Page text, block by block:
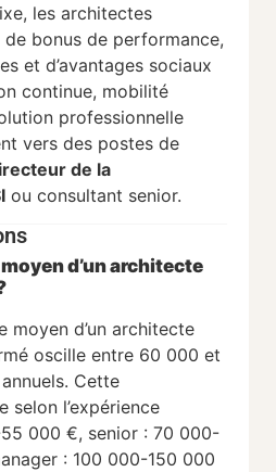
les architectes
bonus de performance,
et d’avantages sociaux
continue, mobilité
professionnelle
vers des postes de
de la
ou consultant senior.
d’un architecte
moyen d’un architecte
oscille entre 60 000 et
Cette
selon l’expérience
000 €, senior : 70 000-
: 100 000-150 000